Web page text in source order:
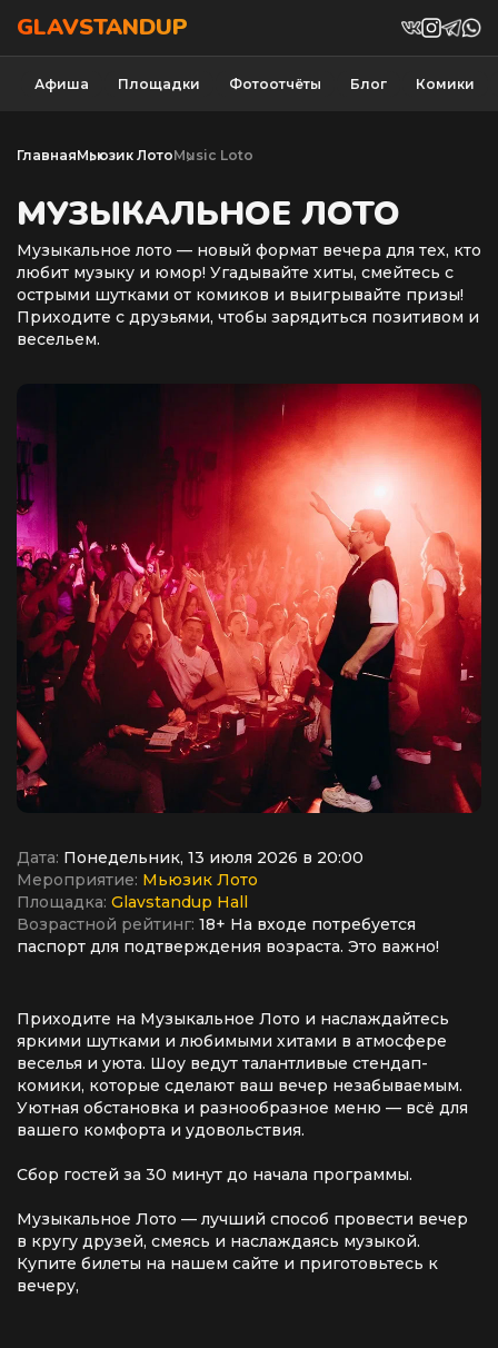
GLAVSTANDUP
Афиша Площадки Фотоотчёты Блог Комики
ГлавнаяМьюзик ЛотоMusic Loto
МУЗЫКАЛЬНОЕ ЛОТО
Музыкальное лото — новый формат вечера для тех, кто
любит музыку и юмор! Угадывайте хиты, смейтесь с
острыми шутками от комиков и выигрывайте призы!
Приходите с друзьями, чтобы зарядиться позитивом и
весельем.
Дата: Понедельник, 13 июля 2026 в 20:00
Мероприятие: Мьюзик Лото
Площадка: Glavstandup Hall
Возрастной рейтинг: 18+ На входе потребуется
паспорт для подтверждения возраста. Это важно!
Приходите на Музыкальное Лото и наслаждайтесь
яркими шутками и любимыми хитами в атмосфере
веселья и уюта. Шоу ведут талантливые стендап-
комики, которые сделают ваш вечер незабываемым.
Уютная обстановка и разнообразное меню — всё для
вашего комфорта и удовольствия.
Сбор гостей за 30 минут до начала программы.
Музыкальное Лото — лучший способ провести вечер
в кругу друзей, смеясь и наслаждаясь музыкой.
Купите билеты на нашем сайте и приготовьтесь к
вечеру,